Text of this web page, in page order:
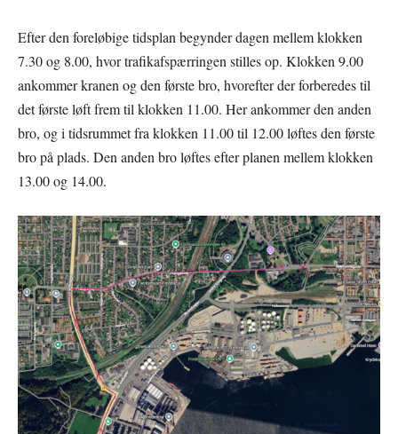
Efter den foreløbige tidsplan begynder dagen mellem klokken
7.30 og 8.00, hvor trafikafspærringen stilles op. Klokken 9.00
ankommer kranen og den første bro, hvorefter der forberedes til
det første løft frem til klokken 11.00. Her ankommer den anden
bro, og i tidsrummet fra klokken 11.00 til 12.00 løftes den første
bro på plads. Den anden bro løftes efter planen mellem klokken
13.00 og 14.00.